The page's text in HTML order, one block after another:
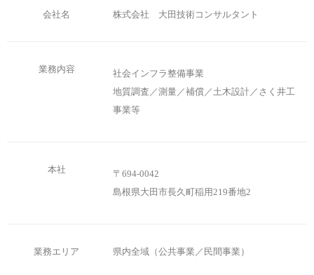
会社名 株式会社 大田技術コンサルタント
業務内容
社会インフラ整備事業
地質調査／測量／補償／土木設計／さく井工
事業等
本社
〒694-0042
島根県大田市長久町稲用219番地2
業務エリア 県内全域（公共事業／民間事業）